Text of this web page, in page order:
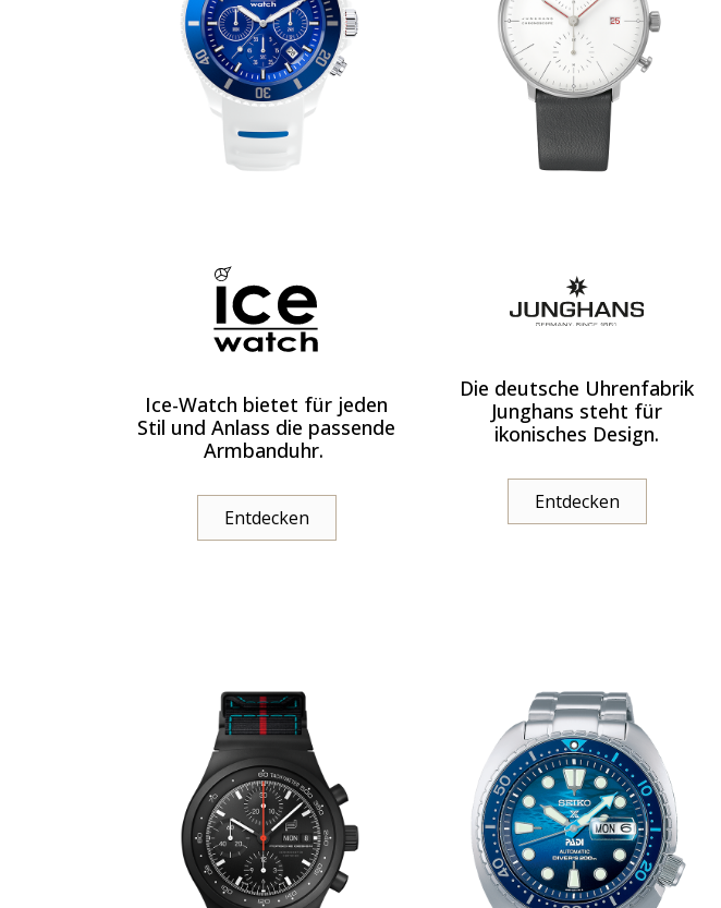
Ice-Watch bietet für jeden
Stil und Anlass die passende
Armbanduhr.
Entdecken
Die deutsche Uhrenfabrik
Junghans steht für
ikonisches Design.
Entdecken